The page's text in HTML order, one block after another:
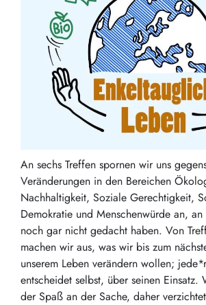
An sechs Treffen spornen wir uns
Veränderungen in den Bereichen
Nachhaltigkeit, Soziale Gerechtigkeit,
Demokratie und Menschenwürde an,
noch gar nicht gedacht haben. Von
machen wir aus, was wir bis zum
unserem Leben verändern wollen;
entscheidet selbst, über seinen
der Spaß an der Sache, daher